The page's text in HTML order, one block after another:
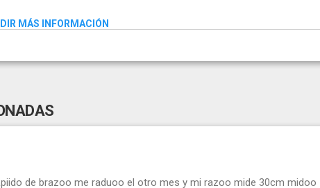
MÁS INFORMACIÓN
de brazoo me raduoo el otro mes y mi razoo mide 30cm midoo